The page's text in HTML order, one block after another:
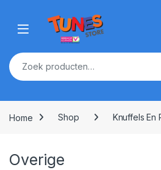
Open
Zoeken naar:
Home Shop Knuffels En
Overige